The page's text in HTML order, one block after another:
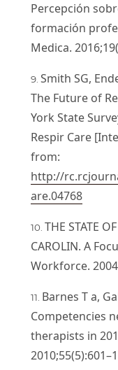
Percepción
formación
Medica.
Smith SG,
The Future of
York State
Respir Care
from:
http://
are.04768
THE STATE
CAROLIN. A
Workforce.
Barnes T a,
Competencies
therapists in